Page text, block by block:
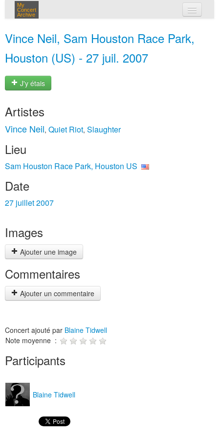
My
Concert
Archive
Vince Neil, Sam Houston Race Park,
Houston (US) - 27 juil. 2007
J'y étais
Artistes
Vince Neil, Quiet Riot, Slaughter
Lieu
Sam Houston Race Park, Houston US
Date
27 juillet 2007
Images
Ajouter une image
Commentaires
Ajouter un commentaire
Concert ajouté par Blaine Tidwell
Note moyenne :
Participants
Blaine Tidwell